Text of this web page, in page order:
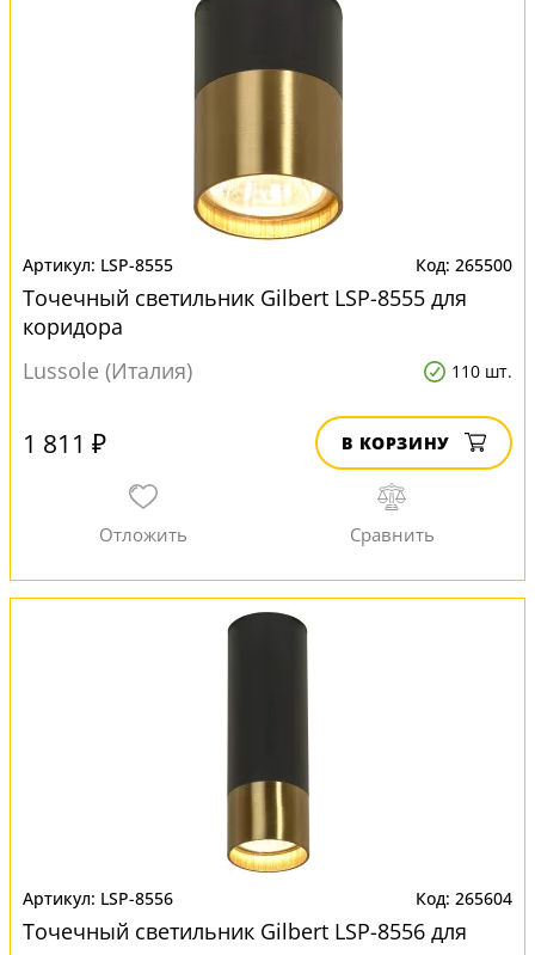
LSP-8555 265500
Точечный светильник Gilbert LSP-8555 для
коридора
Lussole (Италия)
110 шт.
1 811 ₽ В КОРЗИНУ
LSP-8556 265604
Точечный светильник Gilbert LSP-8556 для